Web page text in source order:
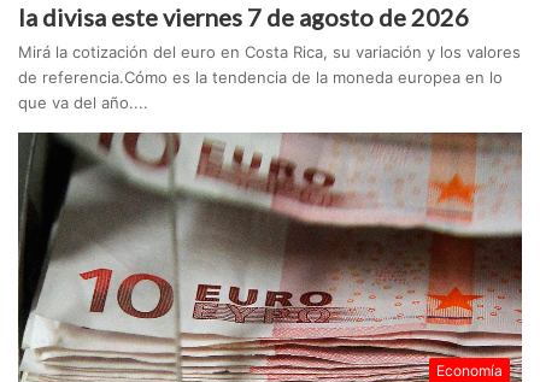
la divisa este viernes 7 de agosto de 2026
Mirá la cotización del euro en Costa Rica, su variación y los valores
de referencia.Cómo es la tendencia de la moneda europea en lo
que va del año....
Economía